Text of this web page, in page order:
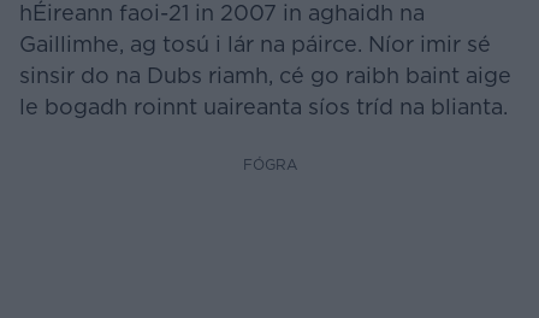
hÉireann faoi-21 in 2007 in aghaidh na
Gaillimhe, ag tosú i lár na páirce. Níor imir sé
sinsir do na Dubs riamh, cé go raibh baint aige
le bogadh roinnt uaireanta síos tríd na blianta.
FÓGRA